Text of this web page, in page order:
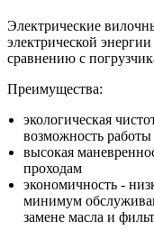
Электрические
электрической
сравнению с
Преимущества:
экологическая
возможность
высокая
проходам
экономичность -
минимум
замене масла и